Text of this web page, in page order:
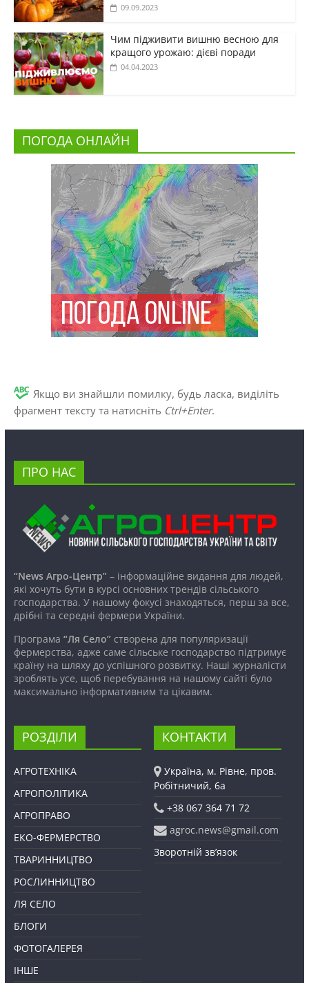
09.09.2023
Чим підживити вишню весною для
кращого урожаю: дієві поради
04.04.2023
ПОГОДА ОНЛАЙН
Якщо ви знайшли помилку, будь ласка, виділіть
фрагмент тексту та натисніть Ctrl+Enter.
ПРО НАС
“News Агро-Центр”– інформаційне видання для людей,
які хочуть бути в курсі основних трендів сільського
господарства. У нашому фокусі знаходяться, перш за все,
дрібні та середні фермери України.
Програма “Ля Село”створена для популяризації
фермерства, адже саме сільське господарство підтримує
країну на шляху до успішного розвитку. Наші журналісти
зроблять усе, щоб перебування на нашому сайті було
максимально інформативним та цікавим.
РОЗДІЛИ
АГРОТЕХНІКА
АГРОПОЛІТИКА
АГРОПРАВО
ЕКО-ФЕРМЕРСТВО
ТВАРИННИЦТВО
РОСЛИННИЦТВО
ЛЯ СЕЛО
БЛОГИ
ФОТОГАЛЕРЕЯ
ІНШЕ
КОНТАКТИ
Україна, м. Рівне, пров.
Робітничий, 6а
+38 067 364 71 72
agroc.news@gmail.com
Зворотній зв’язок